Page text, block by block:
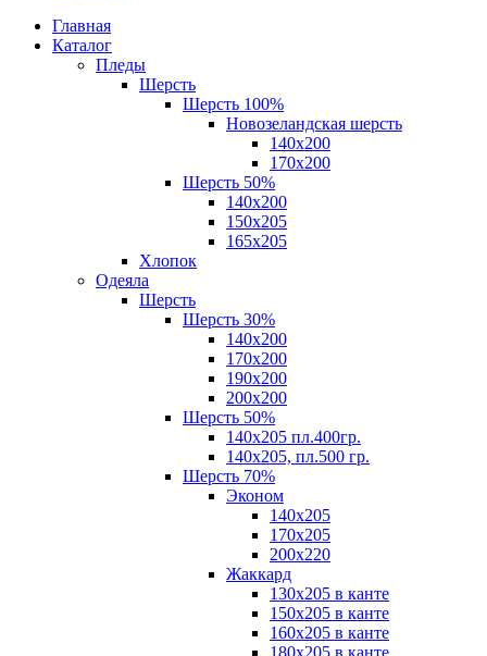
Главная
Каталог
Пледы
Шерсть
Шерсть 100%
Новозеландская шерсть
140х200
170x200
Шерсть 50%
140x200
150х205
165х205
Хлопок
Одеяла
Шерсть
Шерсть 30%
140х200
170х200
190х200
200х200
Шерсть 50%
140х205 пл.400гр.
140х205, пл.500 гр.
Шерсть 70%
Эконом
140х205
170х205
200х220
Жаккард
130х205 в канте
150х205 в канте
160х205 в канте